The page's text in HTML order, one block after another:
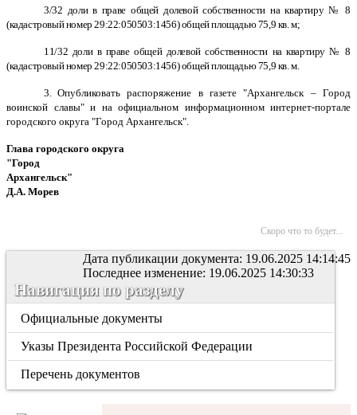
3/32 доли в праве общей долевой собственности на квартиру № 8
(кадастровый номер 29:22:050503:1456) общей площадью 75,9 кв. м;
11/32 доли в праве общей долевой собственности на квартиру № 8
(кадастровый номер 29:22:050503:1456) общей площадью 75,9 кв. м.
3. Опубликовать распоряжение в газете "Архангельск – Город
воинской славы" и на официальном информационном интернет-портале
городского округа "Город Архангельск".
Глава городского округа
"Город
Архангельск"
Д.А. Морев
Скоро что то будет...
Дата публикации документа: 19.06.2025 14:14:45
Последнее изменение: 19.06.2025 14:30:33
Навигация по разделу
Официальные документы
Указы Президента Российской Федерации
Перечень документов